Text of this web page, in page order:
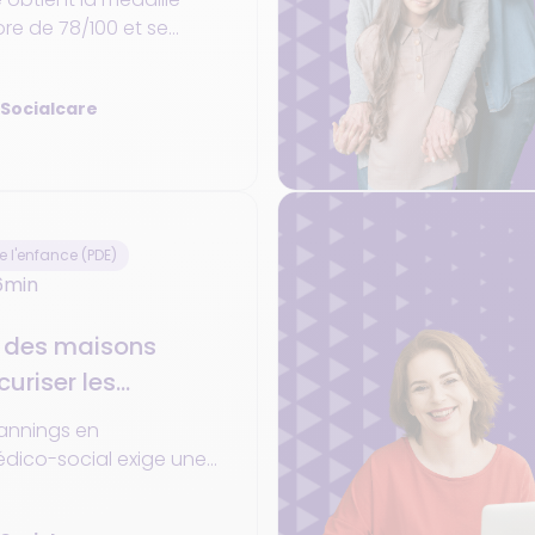
de 78/100 et se
(93ᵉ percentile). Une
reflète une
au service des
l'enfance (PDE)
maisons
les
en
social exige une
centralisant les